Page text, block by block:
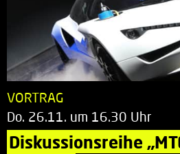
VORTRAG
Do. 26.11. um 16.30 Uhr
Diskussionsreihe